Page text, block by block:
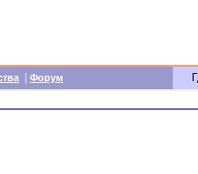
Форум